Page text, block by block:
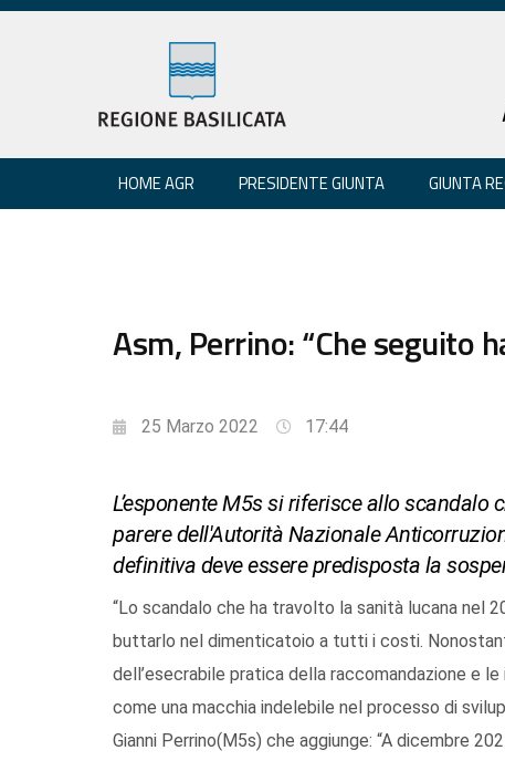
HOME AGR PRESIDENTE GIUNTA GIUNTA
Asm, Perrino: “Che seguito
25 Marzo 2022 17:44
L’esponente M5s si riferisce allo
parere dell'Autorità Nazionale
definitiva deve essere predisposta la
“Lo scandalo che ha travolto la sanità lucana nel
buttarlo nel dimenticatoio a tutti i costi.
dell’esecrabile pratica della raccomandazione e
come una macchia indelebile nel processo di
Gianni Perrino(M5s) che aggiunge: “A dicembre